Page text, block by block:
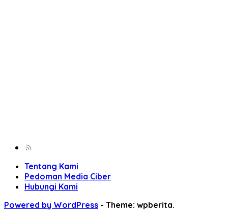
Tentang Kami
Pedoman Media Ciber
Hubungi Kami
Powered by WordPress - Theme: wpberita.